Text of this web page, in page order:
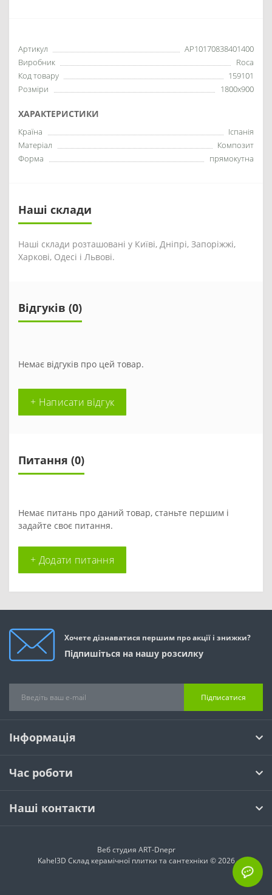
Артикул
AP10170838401400
Виробник
Roca
Код товару
159101
Розміри
1800x900
ХАРАКТЕРИСТИКИ
Країна
Іспанія
Матеріал
Композит
Форма
прямокутна
Наші склади
Наші склади розташовані у Київі, Дніпрі, Запоріжжі,
Харкові, Одесі і Львові.
Відгуків (0)
Немає відгуків про цей товар.
+ Написати відгук
Питання (0)
Немає питань про даний товар, станьте першим і
задайте своє питання.
+ Додати питання
Хочете дізнаватися першим про акції і знижки?
Підпишіться на нашу розсилку
Підписатися
Інформація
Час роботи
Наші контакти
Веб студия ART-Dnepr
Kahel3D Склад керамічної плитки та сантехніки © 2026